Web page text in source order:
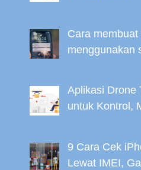
Cara
menggunakan
Aplikasi Drone
untuk Kontrol,
9 Cara Cek
Lewat IMEI,